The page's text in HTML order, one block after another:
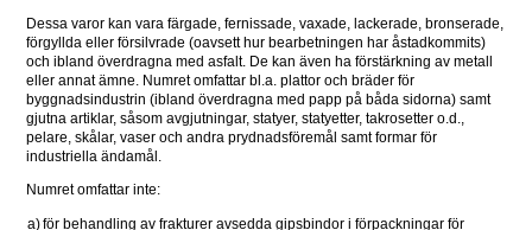
Dessa varor kan vara färgade, fernissade, vaxade, lackerade, bronserade,
förgyllda eller försilvrade (oavsett hur bearbetningen har åstadkommits)
och ibland överdragna med asfalt. De kan även ha förstärkning av metall
eller annat ämne. Numret omfattar bl.a. plattor och bräder för
byggnadsindustrin (ibland överdragna med papp på båda sidorna) samt
gjutna artiklar, såsom avgjutningar, statyer, statyetter, takrosetter o.d.,
pelare, skålar, vaser och andra prydnadsföremål samt formar för
industriella ändamål.
Numret omfattar inte:
a)för behandling av frakturer avsedda gipsbindor i förpackningar för